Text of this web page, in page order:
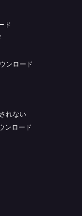
ド
ンロード
れない
ンロード